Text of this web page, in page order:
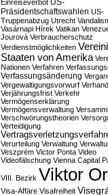
Einreiseverbot US-
Präsidentschaftswahlen US-
Truppenabzug Utrecht
Vasárnapi Hírek Vatikan
Jourová Verbraucherschutz
Verdienstmöglichkeiten
Staaten von Amerika
Nationen Verfahren
Verfassungsänderung
Vergewaltigungsvorwurf
Verjährungsfrist Verkehr
Vermögenserklärung
Vermögensverwaltung
Verschwörungstheorien
Verteidigung
Verurteilung Verwaltung
Veszprém Victor Ponta Video
Videofälschung Vienna Capital
VIII. Bezirk Viktor
Visa-Affäre Visafreiheit